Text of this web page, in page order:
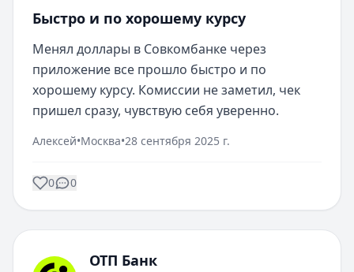
Быстро и по хорошему курсу
Менял доллары в Совкомбанке через
приложение все прошло быстро и по
хорошему курсу. Комиссии не заметил, чек
пришел сразу, чувствую себя уверенно.
Алексей•Москва•28 сентября 2025 г.
0 0
ОТП Банк